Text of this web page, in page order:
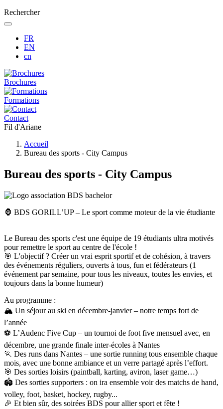
Rechercher
FR
EN
cn
Brochures
Formations
Contact
Fil d'Ariane
Accueil
Bureau des sports - City Campus
Bureau des sports - City Campus
🦍 BDS GORILL’UP – Le sport comme moteur de la vie étudiante
Le Bureau des sports c'est une équipe de 19 étudiants ultra motivés
pour remettre le sport au centre de l'école !
🎯 L'objectif ? Créer un vrai esprit sportif et de cohésion, à travers
des événements réguliers, ouverts à tous, fun et fédérateurs (1
événement par semaine, pour tous les niveaux, toutes les envies, et
toujours dans la bonne humeur)
Au programme :
🏔️ Un séjour au ski en décembre-janvier – notre temps fort de
l’année
⚽ L’Audenc Five Cup – un tournoi de foot five mensuel avec, en
décembre, une grande finale inter-écoles à Nantes
🏃 Des runs dans Nantes – une sortie running tous ensemble chaque
mois, avec une bonne ambiance et un verre partagé après l’effort.
🎯 Des sorties loisirs (paintball, karting, aviron, laser game…)
🏟️ Des sorties supporters : on ira ensemble voir des matchs de hand,
volley, foot, basket, hockey, rugby...
🎉 Et bien sûr, des soirées BDS pour allier sport et fête !